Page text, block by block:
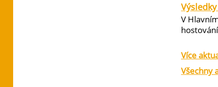
V
Více
Všechny